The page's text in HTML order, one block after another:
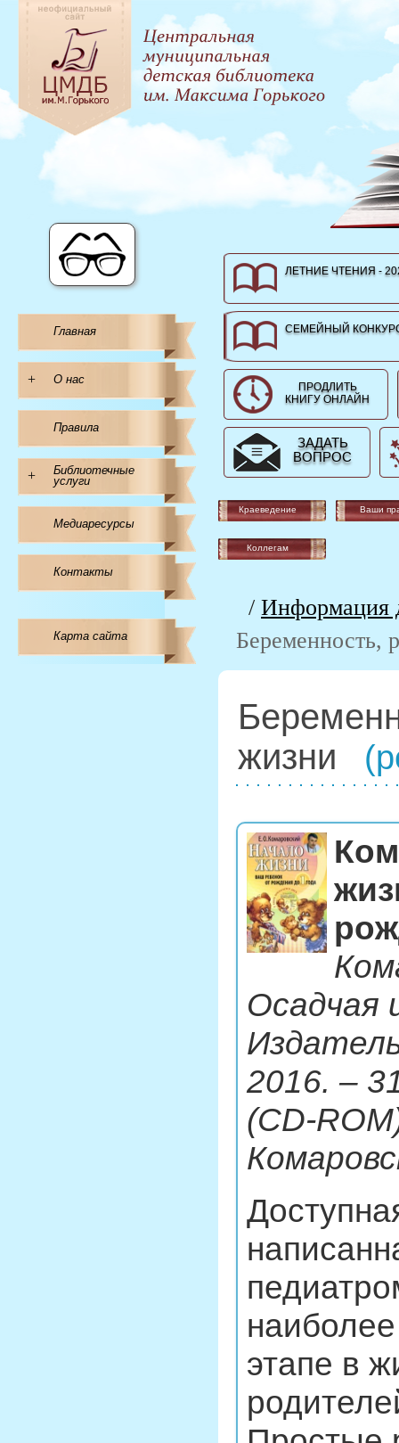
Главная
+ О нас
Правила
+
Библиотечные
услуги
Медиаресурсы
Контакты
Карта сайта
ЛЕТНИЕ ЧТЕНИЯ -
СЕМЕЙНЫЙ
ПРОДЛИТЬ
КНИГУ ОНЛАЙН
ЗАДАТЬ
ВОПРОС
Краеведение Ваши
Коллегам
/ Информация
Беременность,
жизни
Осадчая
2016. –
(CD-
этапе в